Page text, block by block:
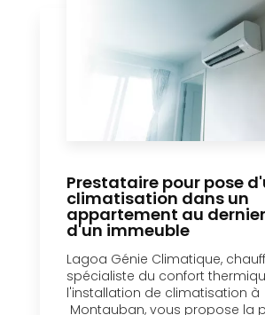
Prestataire pour pose
climatisation dans un
appartement au
d'un immeuble
Lagoa Génie Climatique,
spécialiste du confort
l'installation de climatisation à
Montauban, vous propose la